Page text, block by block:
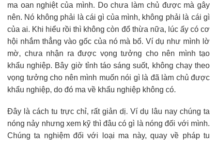
ma oan nghiệt của mình. Do chưa làm chủ được mà gây
nên. Nó không phải là cái gì của mình, không phải là cái gì
của ai. Khi hiểu rồi thì không còn đổ thừa nữa, lúc ấy có cơ
hội nhắm thẳng vào gốc của nó mà bổ. Ví dụ như mình lờ
mờ, chưa nhận ra được vọng tưởng cho nên mình tạo
khẩu nghiệp. Bây giờ tỉnh táo sáng suốt, không chạy theo
vọng tưởng cho nên mình muốn nói gì là đã làm chủ được
khẩu nghiệp, do đó ma về khẩu nghiệp không có.
Đây là cách tu trực chỉ, rất giản dị. Ví dụ lâu nay chúng ta
nóng nảy nhưng xem kỹ thì đâu có gì là nóng đối với mình.
Chúng ta nghiệm đối với loại ma này, quay về pháp tu